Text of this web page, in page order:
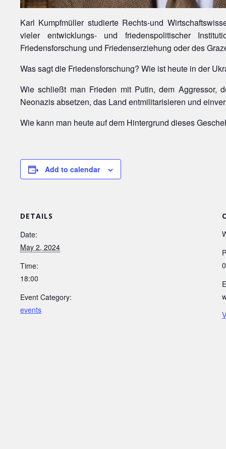
Karl Kumpfmüller studierte Rechts-und
vieler entwicklungs- und friedenspolitischer
Friedensforschung und Friedenserziehung oder des
Was sagt die Friedensforschung? Wie ist heute in der
Wie schließt man Frieden mit Putin, dem
Neonazis absetzen, das Land entmilitarisieren und
Wie kann man heute auf dem Hintergrund dieses
Add to calendar
DETAILS
Date:
May 2, 2024
Time:
18:00
Event Category:
events